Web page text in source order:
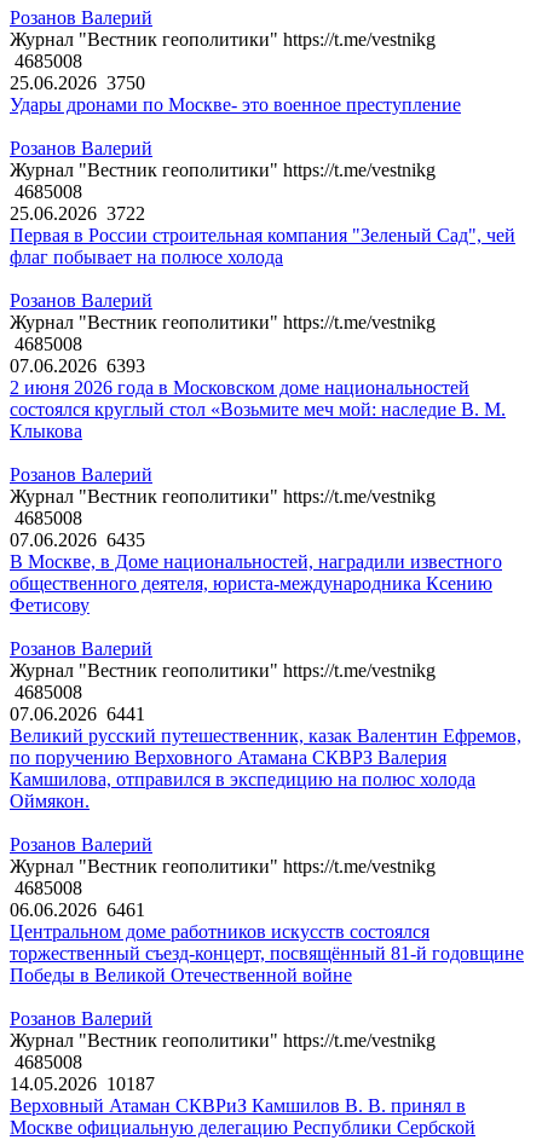
Розанов Валерий
Журнал "Вестник геополитики" https://t.me/vestnikg
4685008
25.06.2026 3750
Удары дронами по Москве- это военное преступление
Розанов Валерий
Журнал "Вестник геополитики" https://t.me/vestnikg
4685008
25.06.2026 3722
Первая в России строительная компания "Зеленый Сад", чей
флаг побывает на полюсе холода
Розанов Валерий
Журнал "Вестник геополитики" https://t.me/vestnikg
4685008
07.06.2026 6393
2 июня 2026 года в Московском доме национальностей
состоялся круглый стол «Возьмите меч мой: наследие В. М.
Клыкова
Розанов Валерий
Журнал "Вестник геополитики" https://t.me/vestnikg
4685008
07.06.2026 6435
В Москве, в Доме национальностей, наградили известного
общественного деятеля, юриста-международника Ксению
Фетисову
Розанов Валерий
Журнал "Вестник геополитики" https://t.me/vestnikg
4685008
07.06.2026 6441
Великий русский путешественник, казак Валентин Ефремов,
по поручению Верховного Атамана СКВРЗ Валерия
Камшилова, отправился в экспедицию на полюс холода
Оймякон.
Розанов Валерий
Журнал "Вестник геополитики" https://t.me/vestnikg
4685008
06.06.2026 6461
Центральном доме работников искусств состоялся
торжественный съезд-концерт, посвящённый 81-й годовщине
Победы в Великой Отечественной войне
Розанов Валерий
Журнал "Вестник геополитики" https://t.me/vestnikg
4685008
14.05.2026 10187
Верховный Атаман СКВРиЗ Камшилов В. В. принял в
Москве официальную делегацию Республики Сербской